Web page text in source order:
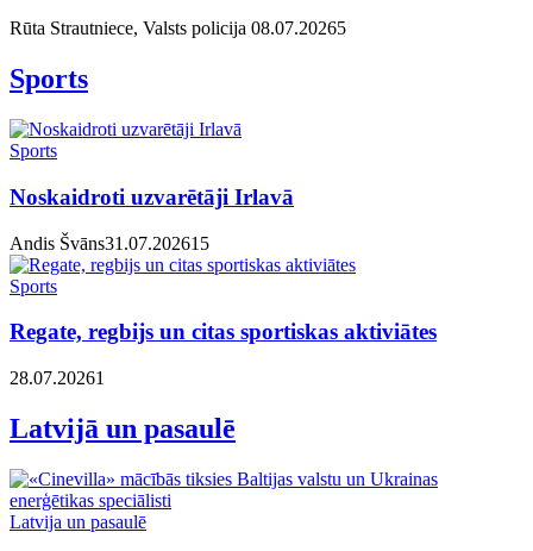
Rūta Strautniece, Valsts policija 08.07.20265
Sports
Sports
Noskaidroti uzvarētāji Irlavā
Andis Švāns31.07.20261 5
Sports
Regate, regbijs un citas sportiskas aktiviātes
28.07.20261
Latvijā un pasaulē
Latvija un pasaulē